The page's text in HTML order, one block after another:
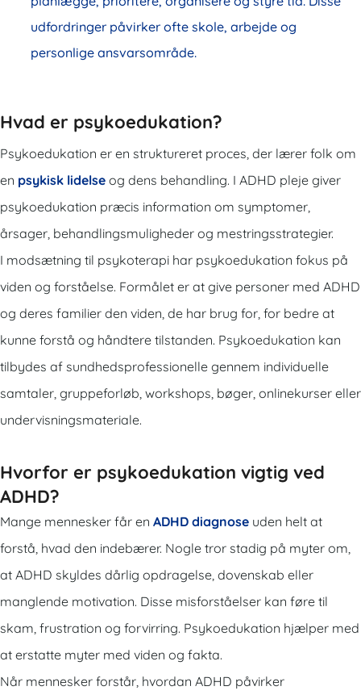
udfordringer påvirker ofte skole, arbejde og
personlige ansvarsområde.
Hvad er psykoedukation?
Psykoedukation er en struktureret proces, der lærer folk om
en psykisk lidelse og dens behandling. I ADHD pleje giver
psykoedukation præcis information om symptomer,
årsager, behandlingsmuligheder og mestringsstrategier.
I modsætning til psykoterapi har psykoedukation fokus på
viden og forståelse. Formålet er at give personer med ADHD
og deres familier den viden, de har brug for, for bedre at
kunne forstå og håndtere tilstanden. Psykoedukation kan
tilbydes af sundhedsprofessionelle gennem individuelle
samtaler, gruppeforløb, workshops, bøger, onlinekurser eller
undervisningsmateriale.
Hvorfor er psykoedukation vigtig ved
ADHD?
Mange mennesker får en ADHD diagnose uden helt at
forstå, hvad den indebærer. Nogle tror stadig på myter om,
at ADHD skyldes dårlig opdragelse, dovenskab eller
manglende motivation. Disse misforståelser kan føre til
skam, frustration og forvirring. Psykoedukation hjælper med
at erstatte myter med viden og fakta.
Når mennesker forstår, hvordan ADHD påvirker